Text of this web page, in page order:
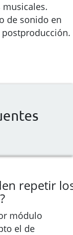
de sonido en
repetir
módulo
el de